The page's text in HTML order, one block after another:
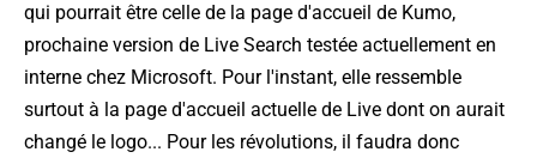
qui pourrait être celle de la page d'accueil de Kumo,
prochaine version de Live Search testée actuellement en
interne chez Microsoft. Pour l'instant, elle ressemble
surtout à la page d'accueil actuelle de Live dont on aurait
changé le logo... Pour les révolutions, il faudra donc